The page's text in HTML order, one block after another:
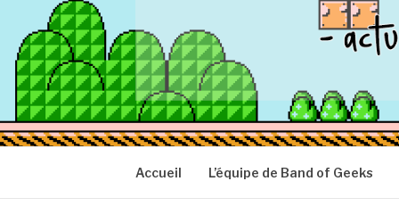
BAND OF
Actu Geek d'hier et d'aujourd'hui
Accueil L’équipe de Band of Geeks